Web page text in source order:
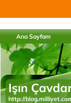
Ana Sayfam
Işın
http://